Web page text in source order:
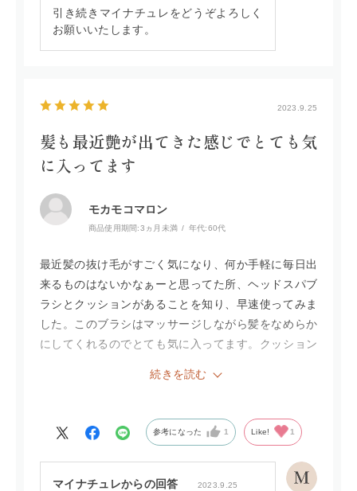
引き続きマイナチュレをどうぞよろしく
お願いいたします。
2023.9.25
髪も最近艶が出てきた感じでとても気
に入ってます
モカモコマロン
商品使用期間:3ヵ月未満 年代:60代
最近髪の抜け毛がすごく気になり、何か手軽に毎日出
来るものはないかなぁーと思ってた所、ヘッドスパブ
ラシとクッションがあることを知り、早速使ってみま
した。このブラシはマッサージしながら髪をなめらか
にしてくれるのでとても気に入ってます。クッション
続きを読む
参考になった 1 Like! 1
マイナチュレからの回答 2023.9.25